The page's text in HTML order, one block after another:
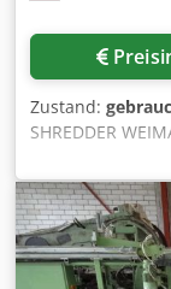
Zustand:
SHREDDER
ROTOR KNIVES
1500MM ROTOR
FUNCTIONAL